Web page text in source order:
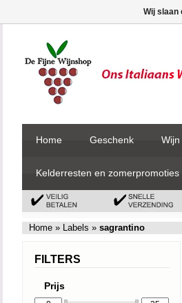
Home Geschenk
Kelderresten en zomerpromoties
Home » Labels » sagrantino
FILTERS
Prijs
Wij slaan